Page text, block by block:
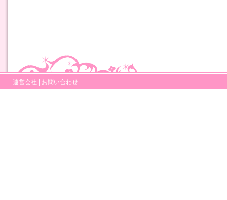
運営会社 お問い合わせ